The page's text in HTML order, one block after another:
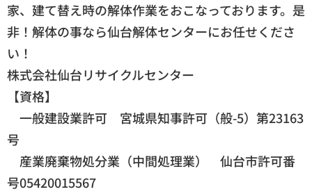
家、建て替え時の解体作業をおこなっております。是
非！解体の事なら仙台解体センターにお任せくださ
い！
株式会社仙台リサイクルセンター
【資格】
一般建設業許可 宮城県知事許可（般-5）第23163
号
産業廃棄物処分業（中間処理業） 仙台市許可番
号05420015567